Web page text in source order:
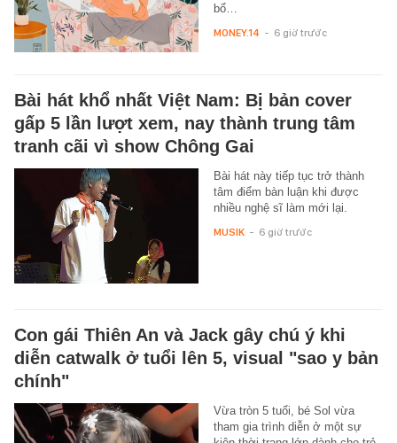
bổ…
MONEY.14 - 6 giờ trước
Bài hát khổ nhất Việt Nam: Bị bản cover
gấp 5 lần lượt xem, nay thành trung tâm
tranh cãi vì show Chông Gai
Bài hát này tiếp tục trở thành
tâm điểm bàn luận khi được
nhiều nghệ sĩ làm mới lại.
MUSIK - 6 giờ trước
Con gái Thiên An và Jack gây chú ý khi
diễn catwalk ở tuổi lên 5, visual "sao y bản
chính"
Vừa tròn 5 tuổi, bé Sol vừa
tham gia trình diễn ở một sự